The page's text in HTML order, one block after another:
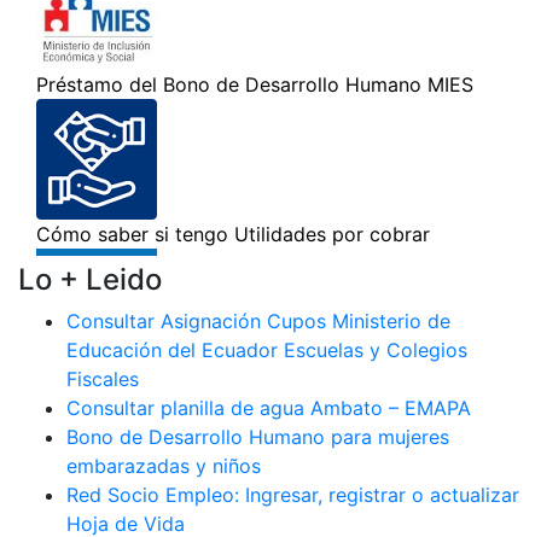
Lo + Leido
Consultar Asignación Cupos Ministerio de
Educación del Ecuador Escuelas y Colegios
Fiscales
Consultar planilla de agua Ambato – EMAPA
Bono de Desarrollo Humano para mujeres
embarazadas y niños
Red Socio Empleo: Ingresar, registrar o actualizar
Hoja de Vida